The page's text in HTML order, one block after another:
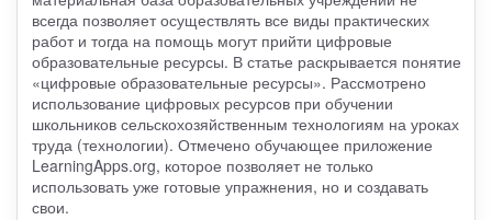
всегда позволяет осуществлять все виды практических
работ и тогда на помощь могут прийти цифровые
образовательные ресурсы. В статье раскрывается понятие
«цифровые образовательные ресурсы». Рассмотрено
использование цифровых ресурсов при обучении
школьников сельскохозяйственным технологиям на уроках
труда (технологии). Отмечено обучающее приложение
LearningApps.org, которое позволяет не только
использовать уже готовые упражнения, но и создавать
свои.